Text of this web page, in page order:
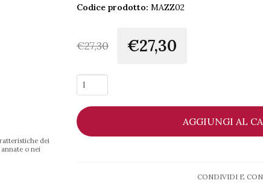
Codice prodotto: MAZZ02
€27,30 €27,30
Ser
Lapo
Chianti
Classico
Riserva
AGGIUNGI AL
CONDIVIDI E
dei
o nei